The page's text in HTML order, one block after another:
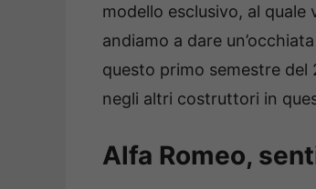
modello esclusivo, al
andiamo a dare
questo primo semestre
negli altri costruttori in
Alfa Romeo,